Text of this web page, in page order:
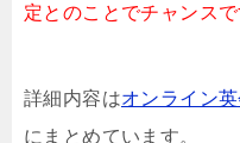
定とのことでチャンスで
詳細内容はオンライン
にまとめています。